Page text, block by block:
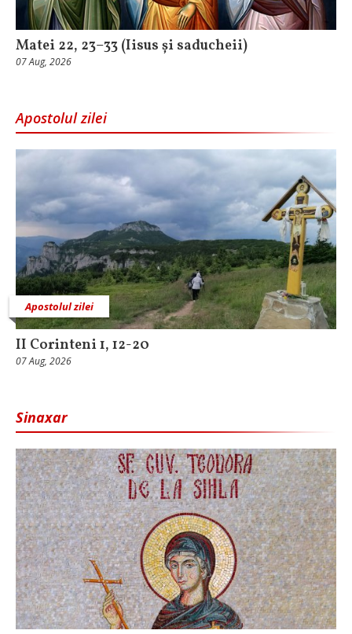
Matei 22, 23–33 (Iisus și saducheii)
07 Aug, 2026
Apostolul zilei
Apostolul zilei
II Corinteni 1, 12-20
07 Aug, 2026
Sinaxar